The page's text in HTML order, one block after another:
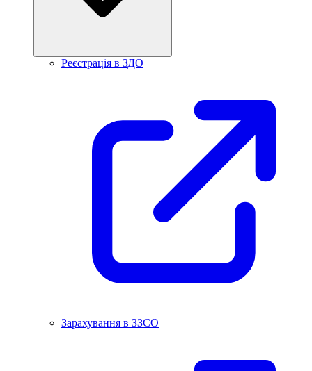
Реєстрація в ЗДО
Зарахування в ЗЗСО